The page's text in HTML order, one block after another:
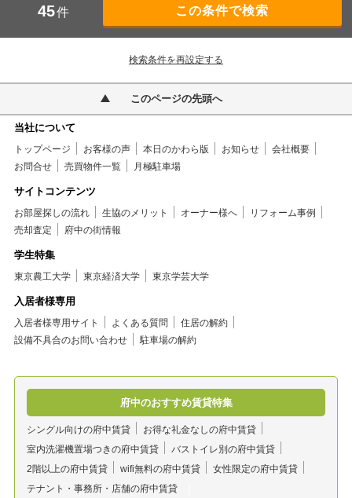
45件
検索条件を再設定する
このページの先頭へ
当社について
トップページ お客様の声 本日のかわら版 お知らせ
会社概要
お問合せ
売買物件一覧 月極駐車場
サイトコンテンツ
お部屋探しの流れ 生協のメリット オーナー様へ
リフォーム事例
売却査定
府中の街情報
学生特集
東京農工大学 東京経済大学 東京学芸大学
入居者様専用
入居者様専用サイト よくある質問
住居の解約
設備不具合のお問い合わせ
駐車場の解約
府中のおすすめ賃貸特集
シングル向けの府中賃貸
お得な礼金なしの府中賃貸
室内洗濯機置場つきの府中賃貸
バストイレ別の府中賃貸
2階以上の府中賃貸
wifi無料の府中賃貸
女性限定の府中賃貸
テナント・事務所・店舗の府中賃貸